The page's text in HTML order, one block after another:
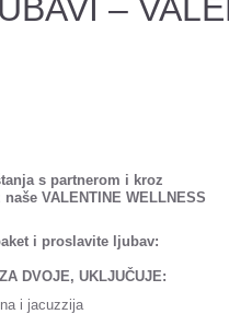
–
s partnerom i kroz
VALENTINE WELLNESS
i proslavite ljubav:
DVOJE, UKLJUČUJE:
i jacuzzija